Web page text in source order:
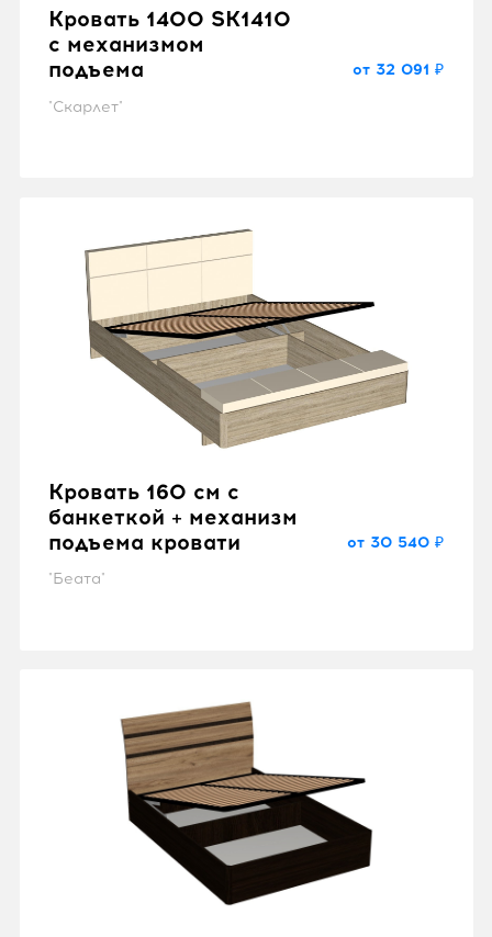
Кровать 1400 SK1410
с механизмом
подъема
"Скарлет"
от 32 091 ₽
Кровать 160 см с
банкеткой + механизм
подъема кровати
"Беата"
от 30 540 ₽